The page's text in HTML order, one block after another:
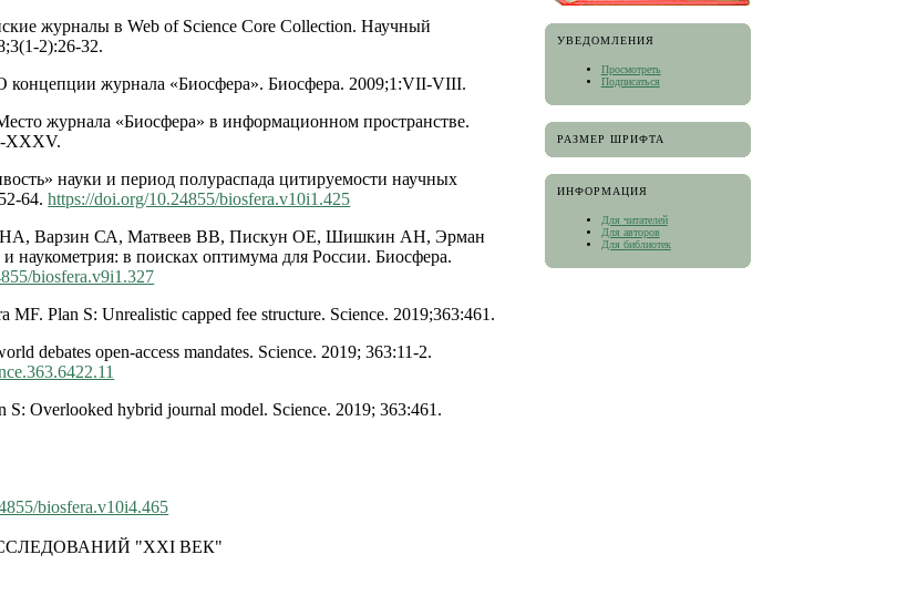
УВЕДОМЛЕНИЯ
Просмотреть
Подписаться
РАЗМЕР ШРИФТА
ИНФОРМАЦИЯ
Для читателей
Для авторов
Для библиотек
журналы в Web of Science Core Collection. Научный
2):26-32.
концепции журнала «Биосфера». Биосфера. 2009;1:VII-VIII.
журнала «Биосфера» в информационном пространстве.
XXXV.
науки и период полураспада цитируемости научных
64.https://doi.org/10.24855/biosfera.v10i1.425
НА, Варзин СА, Матвеев ВВ, Пискун ОЕ, Шишкин АН, Эрман
в поисках оптимума для России. Биосфера.
biosfera.v9i1.327
Plan S: Unrealistic capped fee structure. Science. 2019;363:461.
debates open-access mandates. Science. 2019; 363:11-2.
S: Overlooked hybrid journal model. Science. 2019; 363:461.
biosfera.v10i4.465
"XXI ВЕК"